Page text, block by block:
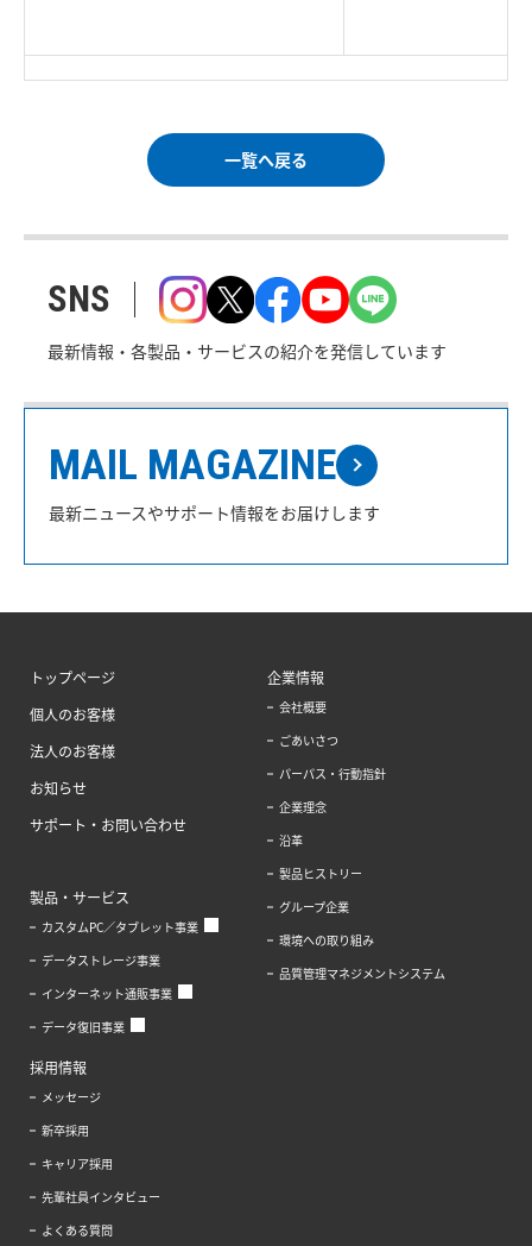
一覧へ戻る
SNS
最新情報・各製品・サービスの紹介を発信しています
MAIL MAGAZINE
最新ニュースやサポート情報をお届けします
トップページ
個人のお客様
法人のお客様
お知らせ
サポート・お問い合わせ
製品・サービス
カスタムPC／タブレット事業
データストレージ事業
インターネット通販事業
データ復旧事業
企業情報
会社概要
ごあいさつ
パーパス・行動指針
企業理念
沿革
製品ヒストリー
グループ企業
環境への取り組み
品質管理マネジメントシステム
採用情報
メッセージ
新卒採用
キャリア採用
先輩社員インタビュー
よくある質問